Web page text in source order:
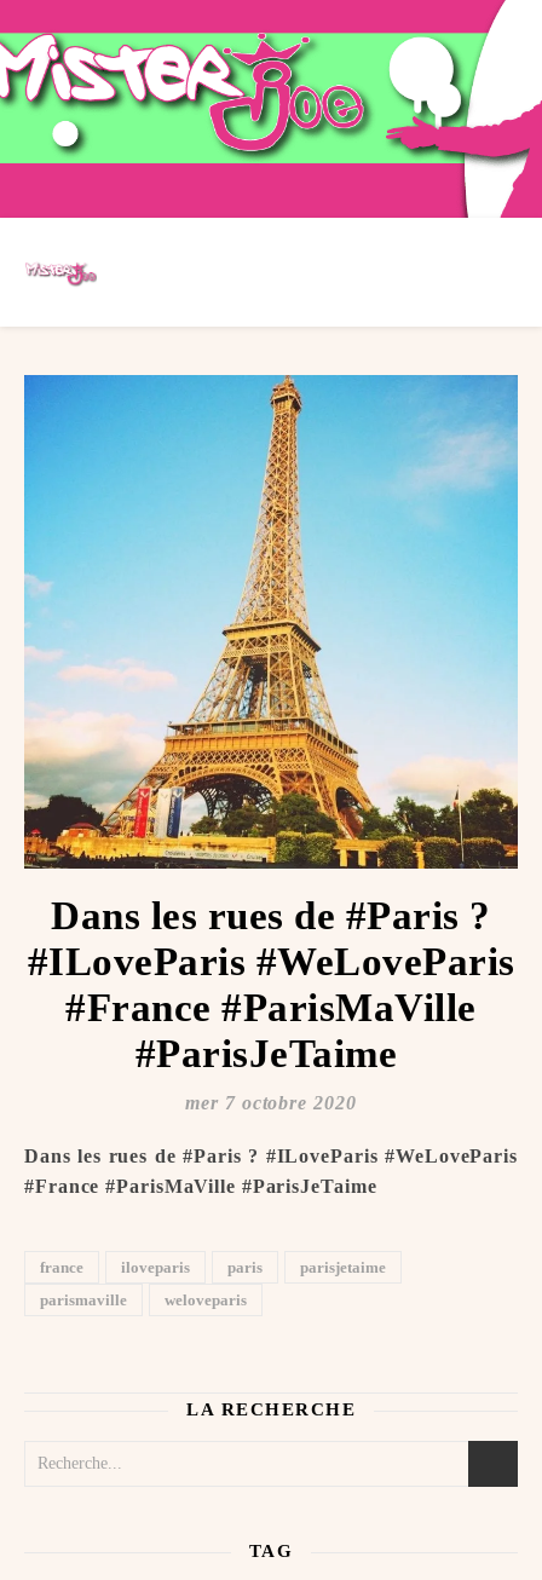
Dans les rues de #Paris ?
#ILoveParis #WeLoveParis
#France #ParisMaVille
#ParisJeTaime ️
mer 7 octobre 2020
Dans les rues de #Paris ? #ILoveParis #WeLoveParis
#France #ParisMaVille #ParisJeTaime ️
france iloveparis paris
parisjetaime
parismaville
weloveparis
LA RECHERCHE
TAG